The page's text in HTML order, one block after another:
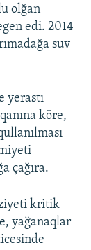
olğan
edi. 2014
suv
yerastı
köre,
çağıra.
kritik
yağanaqlar